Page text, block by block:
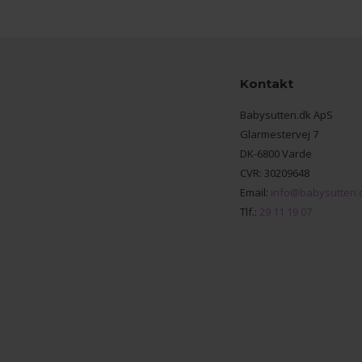
Kontakt
Babysutten.dk ApS
Glarmestervej 7
DK-6800 Varde
CVR: 30209648
Email:
Tlf.: 29 11 19 07